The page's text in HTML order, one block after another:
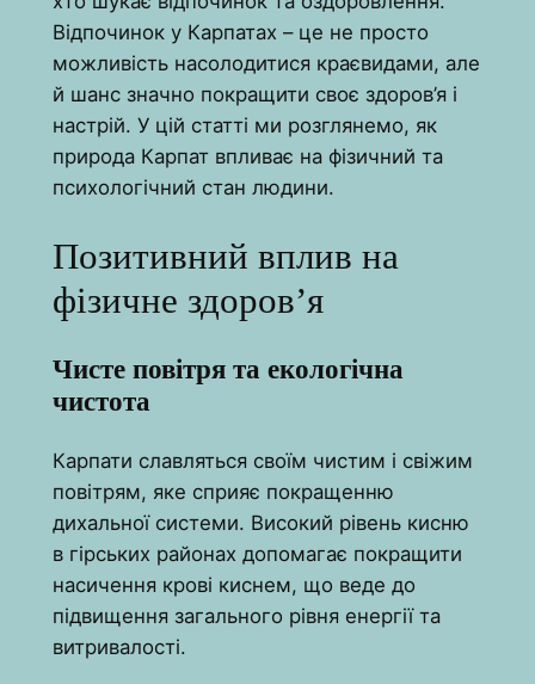
Відпочинок у Карпатах – це не просто
можливість насолодитися краєвидами, але
й шанс значно покращити своє здоров’я і
настрій. У цій статті ми розглянемо, як
природа Карпат впливає на фізичний та
психологічний стан людини.
Позитивний вплив на
фізичне здоров’я
Чисте повітря та екологічна
чистота
Карпати славляться своїм чистим і свіжим
повітрям, яке сприяє покращенню
дихальної системи. Високий рівень кисню
в гірських районах допомагає покращити
насичення крові киснем, що веде до
підвищення загального рівня енергії та
витривалості.